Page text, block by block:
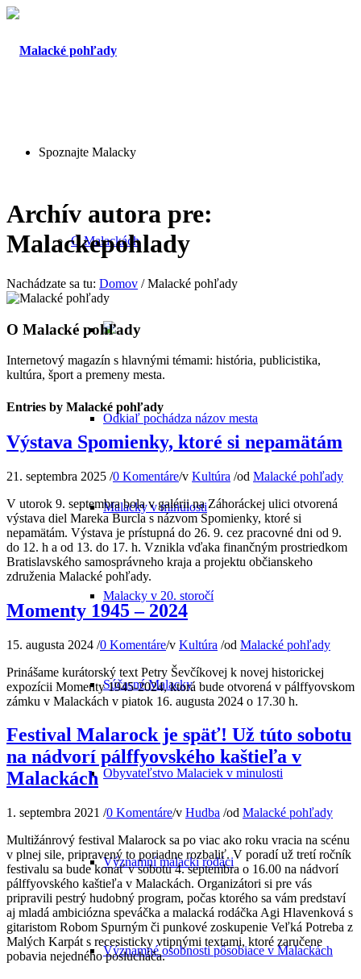
Spoznajte Malacky
O Malackách
Odkiaľ pochádza názov mesta
Malacky v minulosti
Malacky v 20. storočí
Súčasné Malacky
Obyvateľstvo Malaciek v minulosti
Významní malackí rodáci
Významné osobnosti pôsobiace v Malackách
Archív autora pre:
Malackepohlady
Nachádzate sa tu: Domov / Malacké pohľady
O Malacké pohľady
Internetový magazín s hlavnými témami: história, publicistika,
kultúra, šport a premeny mesta.
Entries by Malacké pohľady
Výstava Spomienky, ktoré si nepamätám
21. septembra 2025 /0 Komentáre/v Kultúra /od Malacké pohľady
V utorok 9. septembra bola v galérii na Záhoráckej ulici otvorená
výstava diel Mareka Burcla s názvom Spomienky, ktoré si
nepamätám. Výstava je prístupná do 26. 9. cez pracovné dni od 9.
do 12. h a od 13. do 17. h. Vznikla vďaka finančným prostriedkom
Bratislavského samosprávneho kraja a projektu občianskeho
združenia Malacké pohľady.
Momenty 1945 – 2024
15. augusta 2024 /0 Komentáre/v Kultúra /od Malacké pohľady
Prinášame kurátorský text Petry Ševčíkovej k novej historickej
expozícii Momenty 1945-2024, ktorá bude otvorená v pálffyovskom
zámku v Malackách v piatok 16. augusta 2024 o 17.30 h.
Festival Malarock je späť! Už túto sobotu
na nádvorí pálffyovského kaštieľa v
Malackách
1. septembra 2021 /0 Komentáre/v Hudba /od Malacké pohľady
Multižánrový festival Malarock sa po viac ako roku vracia na scénu
v plnej sile, pripravený to poriadne rozbaliť. V poradí už tretí ročník
festivalu sa bude konať v sobotu 4. septembra o 16.00 na nádvorí
pálffyovského kaštieľa v Malackách. Organizátori si pre vás
pripravili pestrý hudobný program, počas ktorého sa vám predstaví
aj mladá ambiciózna speváčka a malacká rodáčka Agi Hlavenková s
gitaristom Robom Spurným či punkové zoskupenie Veľká Potreba z
Malých Karpát s recesisticky vtipnými textami, ktoré zaručene
pobavia nejedného poslucháča.